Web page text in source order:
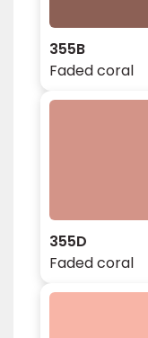
355B
Faded coral
355D
Faded coral